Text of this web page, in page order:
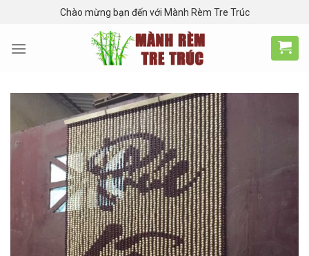
content
Chào mừng bạn đến với Mành Rèm Tre Trúc